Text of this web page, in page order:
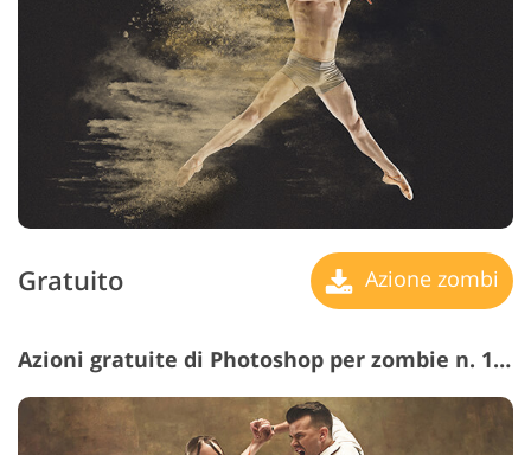
Gratuito Azione zombi
Azioni gratuite di Photoshop per zombie n. 10 "Cerchio di Fuoco"